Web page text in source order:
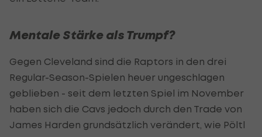
Mentale Stärke als Trumpf?
Gegen Cleveland sind die Raptors in den drei
Regular-Season-Spielen heuer ungeschlagen
geblieben - seit dem letzten Spiel im November
haben sich die Cavs jedoch durch den Trade von
James Harden grundsätzlich verändert, wie Pöltl